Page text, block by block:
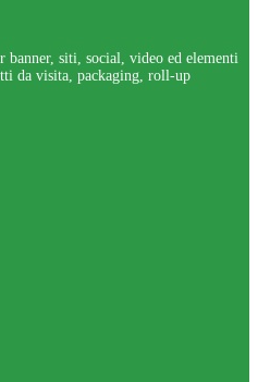
siti, social, video ed elementi
da visita, packaging, roll-up